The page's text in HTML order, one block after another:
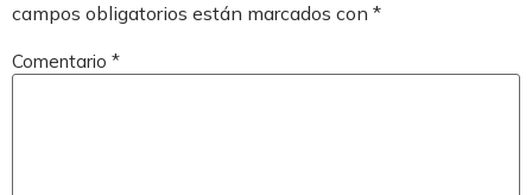
campos obligatorios están marcados con *
Comentario *